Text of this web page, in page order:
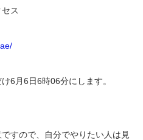
ス
6月6日6時06分にします。
すので、自分でやりたい人は見